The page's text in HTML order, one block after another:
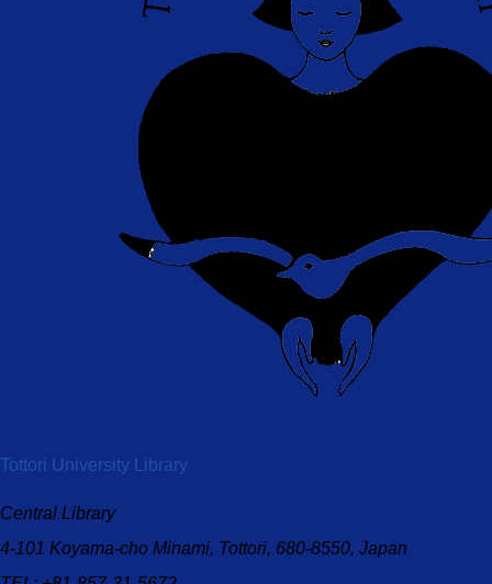
ブック) Mediated DDA試読サービス終了
Springer電子ブック
「Biomedical & Life Sciencesコレクショ
ン」の利用について（2026年度）
2026.05.14
看護索引Webサービス一時停止のお知ら
2026.05.11
4/23～4/27・5/1～5/7・5/8～5/11・5/15～
5/19】研究成果リポジトリメンテナンス
【5月18日】Maruzen eBook
Library メンテナンスのお知らせ
【5月26日】ジャパンナレッ
4/23～4/27・5/1～5/7・5/8～5/11】研究成
2026.05.01
Tottori University Library
Central Library
4-101 Koyama-cho Minami, Tottori, 680-8550, Japan